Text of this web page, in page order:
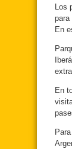
Los
para
En
En